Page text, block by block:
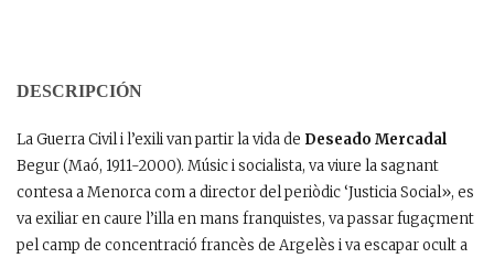
DESCRIPCIÓN
La Guerra Civil i l’exili van partir la vida de Deseado Mercadal
Begur (Maó, 1911-2000). Músic i socialista, va viure la sagnant
contesa a Menorca com a director del periòdic ‘Justicia Social», es
va exiliar en caure l’illa en mans franquistes, va passar fugaçment
pel camp de concentració francès de Argelès i va escapar ocult a